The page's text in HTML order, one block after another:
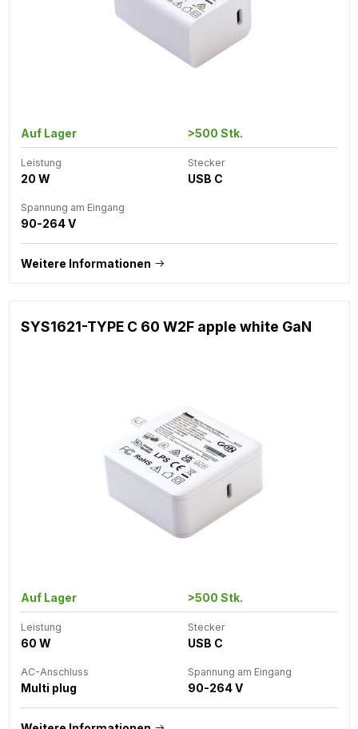
Auf Lager >500 Stk.
Leistung
20 W
Stecker
USB C
Spannung am Eingang
90-264 V
Weitere Informationen
SYS1621-TYPE C 60 W2F apple white GaN
Auf Lager >500 Stk.
Leistung
60 W
Stecker
USB C
AC-Anschluss
Multi plug
Spannung am Eingang
90-264 V